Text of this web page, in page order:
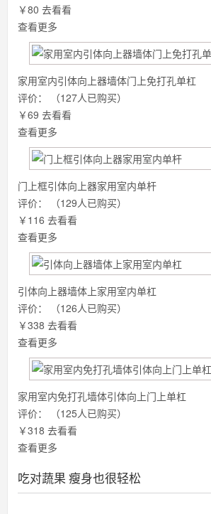
￥80 去看看
查看更多
家用室内引体向上器墙体门上免打孔单杠
评价：
（127人已购买）
￥69 去看看
查看更多
门上框引体向上器家用室内单杆
评价：
（129人已购买）
￥116 去看看
查看更多
引体向上器墙体上家用室内单杠
评价：
（126人已购买）
￥338 去看看
查看更多
家用室内免打孔墙体引体向上门上单杠
评价：
（125人已购买）
￥318 去看看
查看更多
吃对蔬果 瘦身也很轻松